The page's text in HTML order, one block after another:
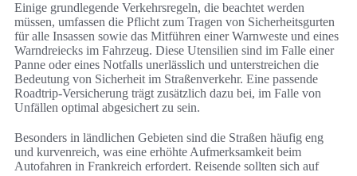
Einige grundlegende Verkehrsregeln, die beachtet werden
müssen, umfassen die Pflicht zum Tragen von Sicherheitsgurten
für alle Insassen sowie das Mitführen einer Warnweste und eines
Warndreiecks im Fahrzeug. Diese Utensilien sind im Falle einer
Panne oder eines Notfalls unerlässlich und unterstreichen die
Bedeutung von Sicherheit im Straßenverkehr. Eine passende
Roadtrip-Versicherung trägt zusätzlich dazu bei, im Falle von
Unfällen optimal abgesichert zu sein.
Besonders in ländlichen Gebieten sind die Straßen häufig eng
und kurvenreich, was eine erhöhte Aufmerksamkeit beim
Autofahren in Frankreich erfordert. Reisende sollten sich auf